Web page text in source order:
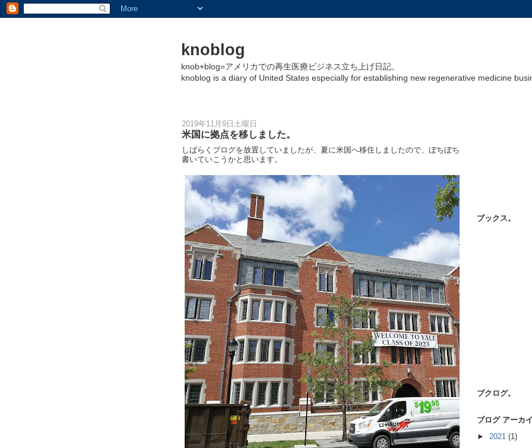
knoblog
knob+blog=アメリカでの再生医療ビジネス立ち上げ日記。
knoblog is a diary of United States especially for establishing new regenerative medicine
2019年11月9日土曜日
米国に拠点を移しました。
しばらくブログを放置していましたが、夏に米国へ移住しましたので、ぼちぼち
書いていこうかと思います。
ブックス。
ブクログ。
ブログ アーカ
► 2021 (1)